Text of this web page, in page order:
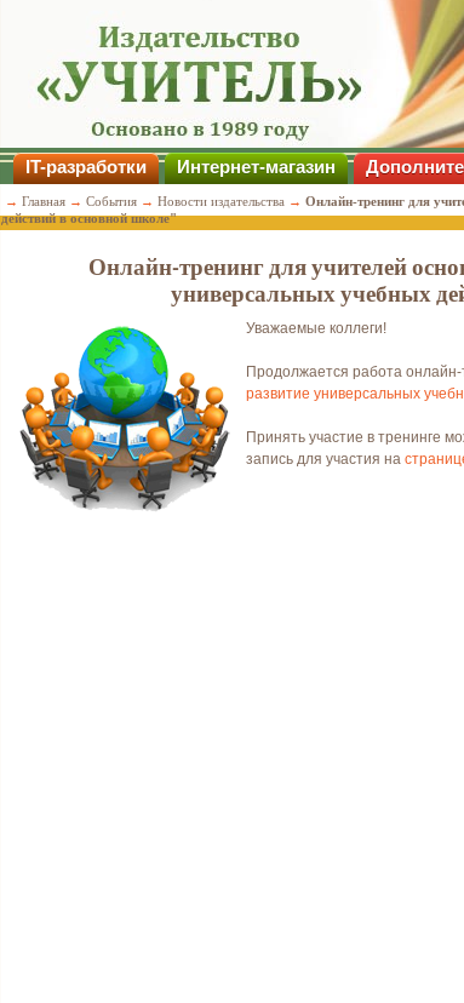
Онлайн-тренинг для учителей
универсальных учебных
Уважаемые коллеги!
Продолжается работа
развитие универсальных
Принять участие в тренинге
запись для участия на
IT-разработки Интернет-магазин
→ Главная → События → Новости издательства → Онлайн-тренинг для
действий в основной школе"